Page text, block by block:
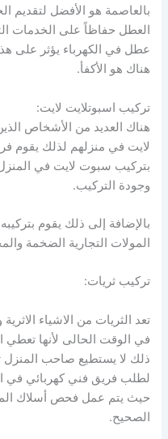
بالعاصمة هو الأفضل لتقديم
العطل حفاظاً على الخدمات
عطل في الكهرباء يؤثر على
هناك هو الأكفأ.
تركيب اسبوتلايت لايت:
هناك العديد من الأشخاص
لايت في منزلهم لذلك يقوم
بتركيب سبوت لايت في
وجودة التركيب.
بالإضافة إلى ذلك يقوم
المولات التجارية الضخمة
تركيب ثريات:
تعد الثريات من الاشياء
في الوقت الحالى لأنها تعطي
ذلك لا يستطيع صاحب المنزل
لطلب فريق فني كهربائي في
حيث يتم عمل فحص أسلاك
الصحيح.